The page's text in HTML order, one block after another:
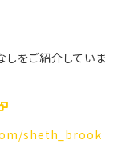
しをご紹介していま
sheth_brook